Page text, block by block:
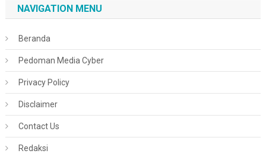
NAVIGATION MENU
Beranda
Pedoman Media Cyber
Privacy Policy
Disclaimer
Contact Us
Redaksi